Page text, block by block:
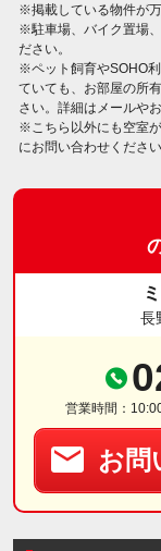
※掲載している物件が
※駐車場、バイク置場
ださい。
※ペット飼育やSOHO
ていても、お部屋の所
さい。詳細はメールや
※こちら以外にも空室
にお問い合わせください
長
営業時間：
お問